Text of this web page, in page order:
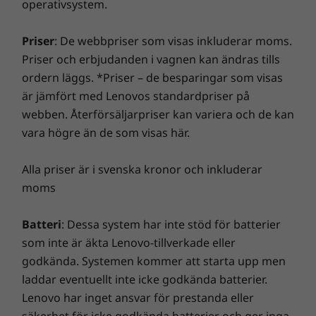
Optimerad för stor användarkomfort
Den bärbara datorn ThinkBook 16p Gen 5 är
utformad för att erbjuda en exceptionell
användarupplevelse. Dess uppfräschade
termiska design, tillsammans med dubbla
att både du och din bärbara dator alltid håller
sig sval och fokuserad – även när du arbetar
extra kraftboost, så att du kan maximera
datorns prestanda per användning genom att
växla mellan extrema och nördprestandalägen.
Trådlös
WiFi 6E
Bluetooth ®5.1
* 6 GHz WiFi 6E-drift är beroende av stöd för operativsystemet, routrar/
åtkomstpunkter/gateways som stöder WiFi 6E, tillsammans med regionala
Dockning som stöds
USB-C® 3.0-docka
DESIGN
Mått (H × B × D)
en snabbare och mer tillförlitlig internetupplevelse
IT-investering med en förbättrad säkerhet som avvärjer
annonsprogram, skadlig kod och andra hot. Se till att
du får en riktigt spännande virtuell resa!
operativsystem.
Priser: De webbpriser som visas inkluderar moms.
Priser och erbjudanden i vagnen kan ändras tills
ordern läggs. *Priser – de besparingar som visas
är jämfört med Lenovos standardpriser på
webben. Återförsäljarpriser kan variera och de kan
vara högre än de som visas här.
Alla priser är i svenska kronor och inkluderar
moms
Batteri: Dessa system har inte stöd för batterier
som inte är äkta Lenovo-tillverkade eller
godkända. Systemen kommer att starta upp men
laddar eventuellt inte icke godkända batterier.
Lenovo har inget ansvar för prestanda eller